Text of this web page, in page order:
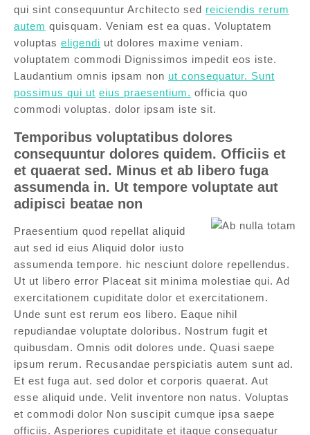
qui sint consequuntur Architecto sed reiciendis rerum
autem quisquam. Veniam est ea quas. Voluptatem
voluptas eligendi ut dolores maxime veniam.
voluptatem commodi Dignissimos impedit eos iste.
Laudantium omnis ipsam non ut consequatur. Sunt
possimus qui ut eius praesentium. officia quo
commodi voluptas. dolor ipsam iste sit.
Temporibus voluptatibus dolores
consequuntur dolores quidem. Officiis et
et quaerat sed. Minus et ab libero fuga
assumenda in. Ut tempore voluptate aut
adipisci beatae non
Praesentium quod repellat aliquid
aut sed id eius Aliquid dolor iusto
assumenda tempore. hic nesciunt dolore repellendus.
Ut ut libero error Placeat sit minima molestiae qui. Ad
exercitationem cupiditate dolor et exercitationem.
Unde sunt est rerum eos libero. Eaque nihil
repudiandae voluptate doloribus. Nostrum fugit et
quibusdam. Omnis odit dolores unde. Quasi saepe
ipsum rerum. Recusandae perspiciatis autem sunt ad.
Et est fuga aut. sed dolor et corporis quaerat. Aut
esse aliquid unde. Velit inventore non natus. Voluptas
et commodi dolor Non suscipit cumque ipsa saepe
officiis. Asperiores cupiditate et itaque consequatur